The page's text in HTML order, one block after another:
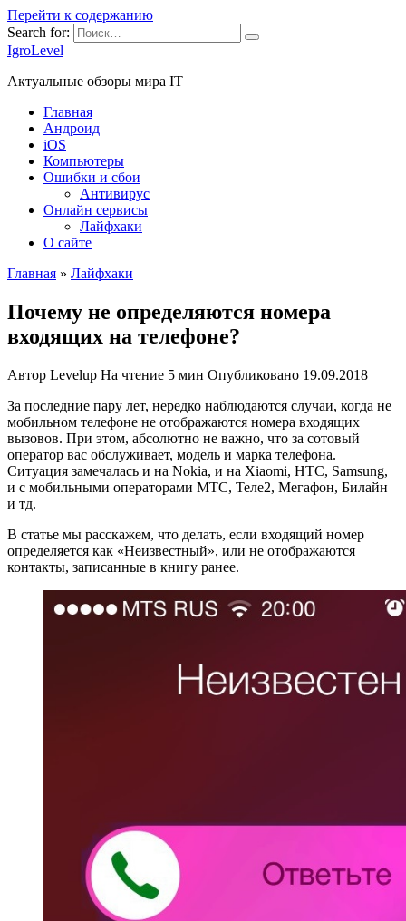
Перейти к содержанию
Search for:
IgroLevel
Актуальные обзоры мира IT
Главная
Андроид
iOS
Компьютеры
Ошибки и сбои
Антивирус
Онлайн сервисы
Лайфхаки
О сайте
Главная » Лайфхаки
Почему не определяются номера
входящих на телефоне?
Автор Levelup На чтение 5 мин Опубликовано 19.09.2018
За последние пару лет, нередко наблюдаются случаи, когда не
мобильном телефоне не отображаются номера входящих
вызовов. При этом, абсолютно не важно, что за сотовый
оператор вас обслуживает, модель и марка телефона.
Ситуация замечалась и на Nokia, и на Xiaomi, HTC, Samsung,
и с мобильными операторами МТС, Теле2, Мегафон, Билайн
и тд.
В статье мы расскажем, что делать, если входящий номер
определяется как «Неизвестный», или не отображаются
контакты, записанные в книгу ранее.